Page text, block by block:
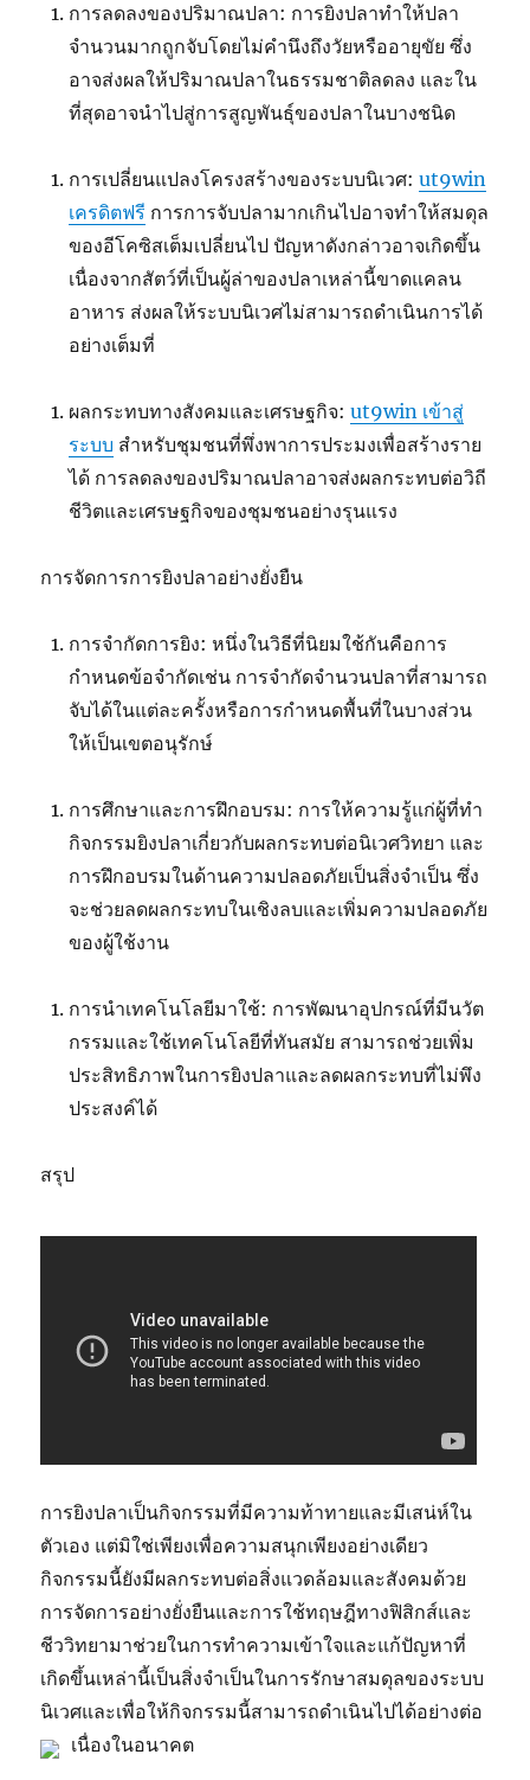
การลดลงของปริมาณปลา: การยิงปลาทำให้ปลา
จำนวนมากถูกจับโดยไม่คำนึงถึงวัยหรืออายุขัย ซึ่ง
อาจส่งผลให้ปริมาณปลาในธรรมชาติลดลง และใน
ที่สุดอาจนำไปสู่การสูญพันธุ์ของปลาในบางชนิด
การเปลี่ยนแปลงโครงสร้างของระบบนิเวศ:ut9win
เครดิตฟรี การการจับปลามากเกินไปอาจทำให้สมดุล
ของอีโคซิสเต็มเปลี่ยนไป ปัญหาดังกล่าวอาจเกิดขึ้น
เนื่องจากสัตว์ที่เป็นผู้ล่าของปลาเหล่านี้ขาดแคลน
อาหาร ส่งผลให้ระบบนิเวศไม่สามารถดำเนินการได้
อย่างเต็มที่
ผลกระทบทางสังคมและเศรษฐกิจ:ut9win เข้าสู่
ระบบ สำหรับชุมชนที่พึ่งพาการประมงเพื่อสร้างราย
ได้ การลดลงของปริมาณปลาอาจส่งผลกระทบต่อวิถี
ชีวิตและเศรษฐกิจของชุมชนอย่างรุนแรง
การจัดการการยิงปลาอย่างยั่งยืน
การจำกัดการยิง: หนึ่งในวิธีที่นิยมใช้กันคือการ
กำหนดข้อจำกัดเช่น การจำกัดจำนวนปลาที่สามารถ
จับได้ในแต่ละครั้งหรือการกำหนดพื้นที่ในบางส่วน
ให้เป็นเขตอนุรักษ์
การศึกษาและการฝึกอบรม: การให้ความรู้แก่ผู้ที่ทำ
กิจกรรมยิงปลาเกี่ยวกับผลกระทบต่อนิเวศวิทยา และ
การฝึกอบรมในด้านความปลอดภัยเป็นสิ่งจำเป็น ซึ่ง
จะช่วยลดผลกระทบในเชิงลบและเพิ่มความปลอดภัย
ของผู้ใช้งาน
การนำเทคโนโลยีมาใช้: การพัฒนาอุปกรณ์ที่มีนวัต
กรรมและใช้เทคโนโลยีที่ทันสมัย สามารถช่วยเพิ่ม
ประสิทธิภาพในการยิงปลาและลดผลกระทบที่ไม่พึง
ประสงค์ได้
สรุป
การยิงปลาเป็นกิจกรรมที่มีความท้าทายและมีเสน่ห์ใน
ตัวเอง แต่มิใช่เพียงเพื่อความสนุกเพียงอย่างเดียว
กิจกรรมนี้ยังมีผลกระทบต่อสิ่งแวดล้อมและสังคมด้วย
การจัดการอย่างยั่งยืนและการใช้ทฤษฎีทางฟิสิกส์และ
ชีววิทยามาช่วยในการทำความเข้าใจและแก้ปัญหาที่
เกิดขึ้นเหล่านี้เป็นสิ่งจำเป็นในการรักษาสมดุลของระบบ
นิเวศและเพื่อให้กิจกรรมนี้สามารถดำเนินไปได้อย่างต่อ
เนื่องในอนาคต